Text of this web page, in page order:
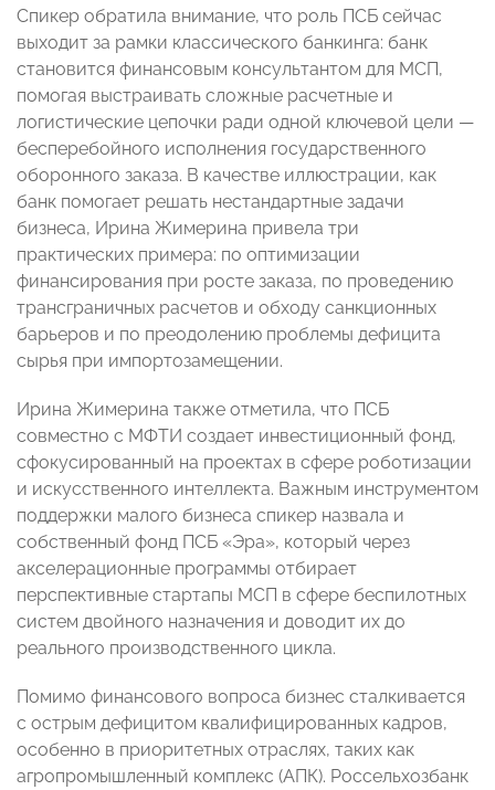
Спикер обратила внимание, что роль ПСБ сейчас
выходит за рамки классического банкинга: банк
становится финансовым консультантом для МСП,
помогая выстраивать сложные расчетные и
логистические цепочки ради одной ключевой цели —
бесперебойного исполнения государственного
оборонного заказа. В качестве иллюстрации, как
банк помогает решать нестандартные задачи
бизнеса, Ирина Жимерина привела три
практических примера: по оптимизации
финансирования при росте заказа, по проведению
трансграничных расчетов и обходу санкционных
барьеров и по преодолению проблемы дефицита
сырья при импортозамещении.
Ирина Жимерина также отметила, что ПСБ
совместно с МФТИ создает инвестиционный фонд,
сфокусированный на проектах в сфере роботизации
и искусственного интеллекта. Важным инструментом
поддержки малого бизнеса спикер назвала и
собственный фонд ПСБ «Эра», который через
акселерационные программы отбирает
перспективные стартапы МСП в сфере беспилотных
систем двойного назначения и доводит их до
реального производственного цикла.
Помимо финансового вопроса бизнес сталкивается
с острым дефицитом квалифицированных кадров,
особенно в приоритетных отраслях, таких как
агропромышленный комплекс (АПК). Россельхозбанк